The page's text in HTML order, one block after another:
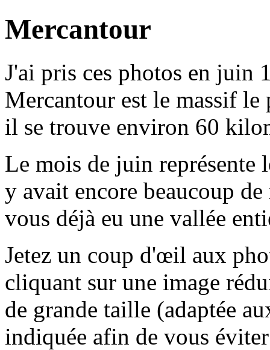
Mercantour
J'ai pris ces photos en juin
Mercantour est le massif le
il se trouve environ 60
Le mois de juin représente
y avait encore beaucoup
vous déjà eu une vallée
Jetez un coup d'œil aux
cliquant sur une image
de grande taille (adaptée
indiquée afin de vous